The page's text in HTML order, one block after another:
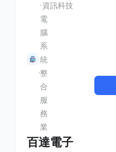
資訊科技
電
腦
系
統
整
合
服
務
業
百達電子